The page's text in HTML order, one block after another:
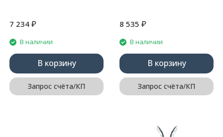
7 234 ₽
В наличии
В корзину
Запрос счёта/КП
8 535 ₽
В наличии
В корзину
Запрос счёта/КП